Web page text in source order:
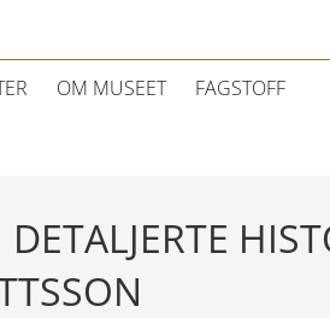
OM MUSEET FAGSTOFF